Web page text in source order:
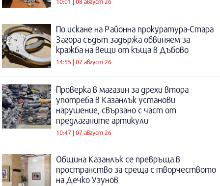
По искане на Районна прокуратура-Стара
Загора съдът задържа обвиняем за
кражба на вещи от къща в Дъбово
14:55 | 07 август 26
Проверка в магазин за дрехи втора
употреба в Казанлък установи
нарушение, свързано с част от
предлаганите артикули
10:47 | 07 август 26
Община Казанлък се превръща в
пространство за среща с творчеството
на Дечко Узунов